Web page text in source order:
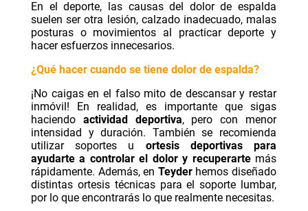
En el deporte, las causas del dolor de espalda
suelen ser otra lesión, calzado inadecuado, malas
posturas o movimientos al practicar deporte y
hacer esfuerzos innecesarios.
¿Qué hacer cuando se tiene dolor de espalda?
¡No caigas en el falso mito de descansar y restar
inmóvil! En realidad, es importante que sigas
haciendo actividad deportiva, pero con menor
intensidad y duración. También se recomienda
utilizar soportes u ortesis deportivas para
ayudarte a controlar el dolor y recuperartemás
rápidamente. Además, en Teyderhemos diseñado
distintas ortesis técnicas para el soporte lumbar,
por lo que encontrarás lo que realmente necesitas.